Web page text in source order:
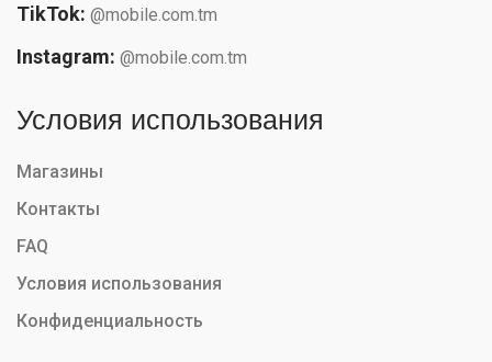
TikTok: @mobile.com.tm
Instagram: @mobile.com.tm
Условия использования
Магазины
Контакты
FAQ
Условия использования
Конфиденциальность